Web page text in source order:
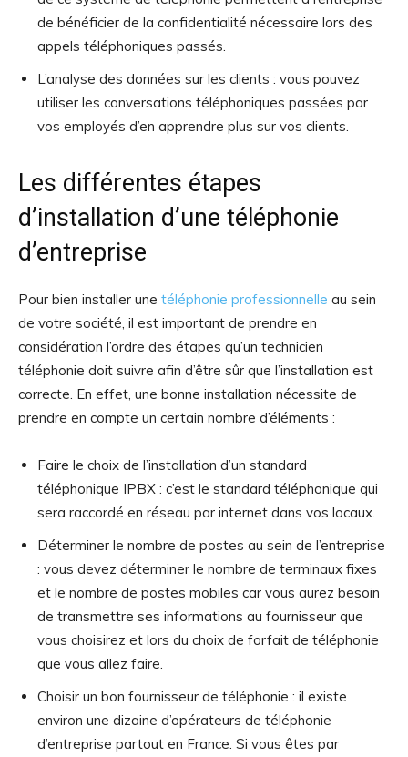
de bénéficier de la confidentialité nécessaire lors des
appels téléphoniques passés.
L’analyse des données sur les clients : vous pouvez
utiliser les conversations téléphoniques passées par
vos employés d’en apprendre plus sur vos clients.
Les différentes étapes
d’installation d’une téléphonie
d’entreprise
Pour bien installer une téléphonie professionnelle au sein
de votre société, il est important de prendre en
considération l’ordre des étapes qu’un technicien
téléphonie doit suivre afin d’être sûr que l’installation est
correcte. En effet, une bonne installation nécessite de
prendre en compte un certain nombre d’éléments :
Faire le choix de l’installation d’un standard
téléphonique IPBX : c’est le standard téléphonique qui
sera raccordé en réseau par internet dans vos locaux.
Déterminer le nombre de postes au sein de l’entreprise
: vous devez déterminer le nombre de terminaux fixes
et le nombre de postes mobiles car vous aurez besoin
de transmettre ses informations au fournisseur que
vous choisirez et lors du choix de forfait de téléphonie
que vous allez faire.
Choisir un bon fournisseur de téléphonie : il existe
environ une dizaine d’opérateurs de téléphonie
d’entreprise partout en France. Si vous êtes par